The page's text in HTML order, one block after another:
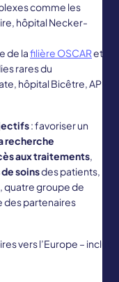
comme les
hôpital Necker-
de lafilière OSCARet
rares du
hôpital Bicêtre, AP-
: favoriser un
recherche
aux traitements,
soinsdes patients,
quatre groupe de
des partenaires
vers l’Europe – inclut